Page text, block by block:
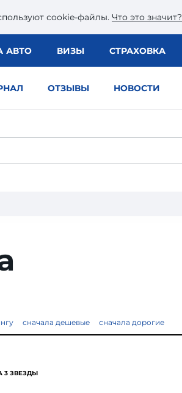
сookie-файлы. Что это значит?
АВТО ВИЗЫ СТРАХОВКА
ОТЗЫВЫ НОВОСТИ
сначала дешевые сначала дорогие
3 ЗВЕЗДЫ